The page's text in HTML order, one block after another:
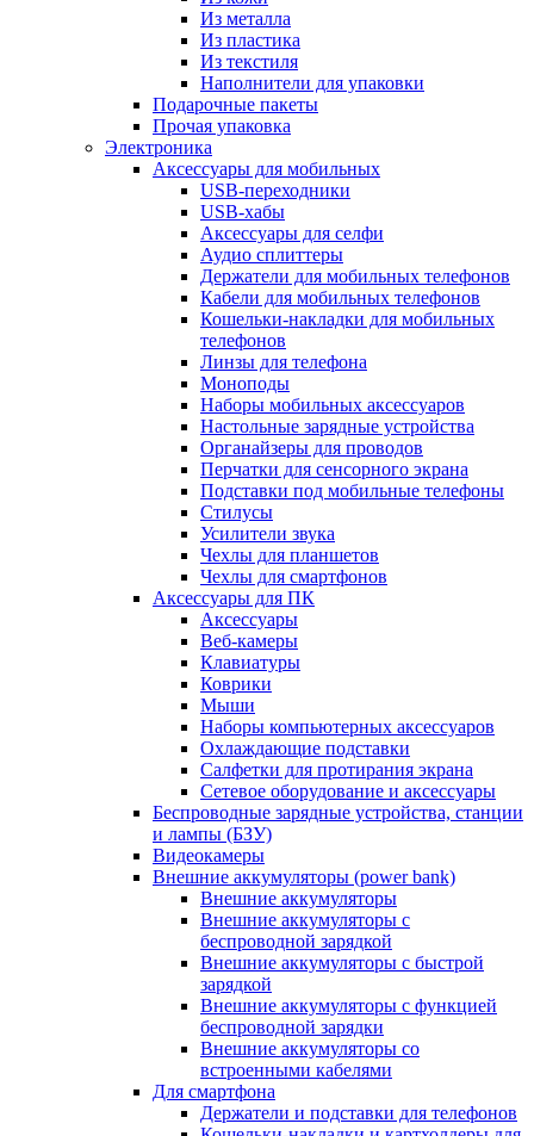
Из металла
Из пластика
Из текстиля
Наполнители для упаковки
Подарочные пакеты
Прочая упаковка
Электроника
Аксессуары для мобильных
USB-переходники
USB-хабы
Аксессуары для селфи
Аудио сплиттеры
Держатели для мобильных телефонов
Кабели для мобильных телефонов
Кошельки-накладки для мобильных
телефонов
Линзы для телефона
Моноподы
Наборы мобильных аксессуаров
Настольные зарядные устройства
Органайзеры для проводов
Перчатки для сенсорного экрана
Подставки под мобильные телефоны
Стилусы
Усилители звука
Чехлы для планшетов
Чехлы для смартфонов
Аксессуары для ПК
Аксессуары
Веб-камеры
Клавиатуры
Коврики
Мыши
Наборы компьютерных аксессуаров
Охлаждающие подставки
Салфетки для протирания экрана
Сетевое оборудование и аксессуары
Беспроводные зарядные устройства, станции
и лампы (БЗУ)
Видеокамеры
Внешние аккумуляторы (power bank)
Внешние аккумуляторы
Внешние аккумуляторы с
беспроводной зарядкой
Внешние аккумуляторы с быстрой
зарядкой
Внешние аккумуляторы с функцией
беспроводной зарядки
Внешние аккумуляторы со
встроенными кабелями
Для смартфона
Держатели и подставки для телефонов